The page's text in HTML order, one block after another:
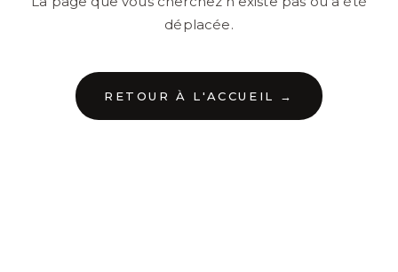
déplacée.
RETOUR À L'ACCUEIL →